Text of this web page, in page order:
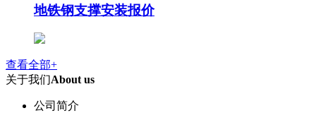
地铁钢支撑安装报价
查看全部+
关于我们About us
公司简介